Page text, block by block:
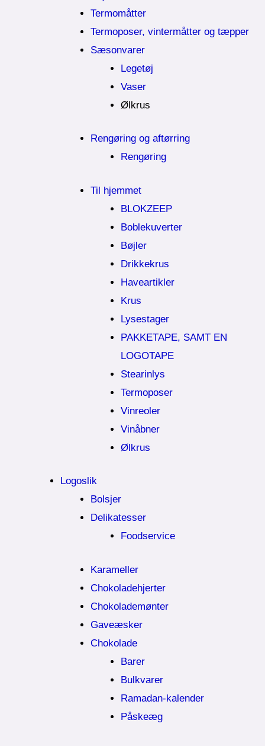
Termomåtter
Termoposer, vintermåtter og tæpper
Sæsonvarer
Legetøj
Vaser
Ølkrus
Rengøring og aftørring
Rengøring
Til hjemmet
BLOKZEEP
Boblekuverter
Bøjler
Drikkekrus
Haveartikler
Krus
Lysestager
PAKKETAPE, SAMT EN
LOGOTAPE
Stearinlys
Termoposer
Vinreoler
Vinåbner
Ølkrus
Logoslik
Bolsjer
Delikatesser
Foodservice
Karameller
Chokoladehjerter
Chokolademønter
Gaveæsker
Chokolade
Barer
Bulkvarer
Ramadan-kalender
Påskeæg